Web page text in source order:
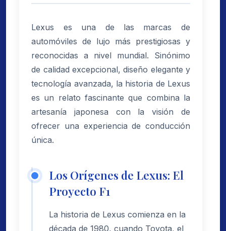
Lexus es una de las marcas de
automóviles de lujo más prestigiosas y
reconocidas a nivel mundial. Sinónimo
de calidad excepcional, diseño elegante y
tecnología avanzada, la historia de Lexus
es un relato fascinante que combina la
artesanía japonesa con la visión de
ofrecer una experiencia de conducción
única.
Los Orígenes de Lexus: El
Proyecto F1
La historia de Lexus comienza en la
década de 1980, cuando Toyota, el